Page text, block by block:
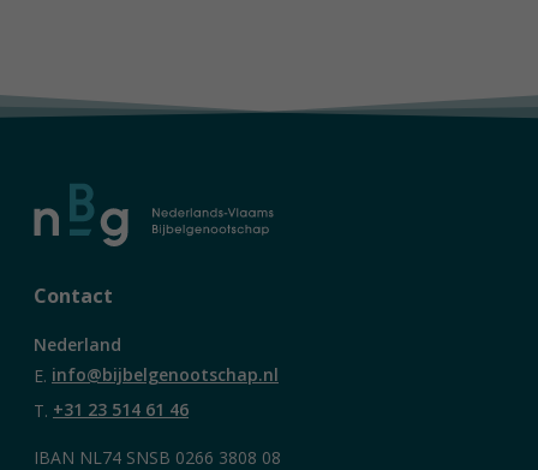
Contact
Nederland
E. info@bijbelgenootschap.nl
T. +31 23 514 61 46
IBAN NL74 SNSB 0266 3808 08